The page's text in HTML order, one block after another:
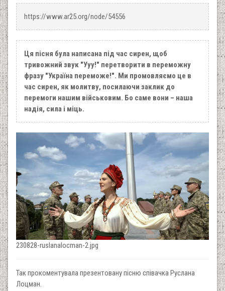
https://www.ar25.org/node/54556
Ця пісня була написана під час сирен, щоб
тривожний звук "Ууу!" перетворити в переможну
фразу "Україна переможе!". Ми промовляємо це в
час сирен, як молитву, посилаючи заклик до
перемоги нашим військовим. Бо саме вони – наша
надія, сила і міць.
230828-ruslanalocman-2.jpg
Так прокоментувала презентовану пісню співачка Руслана
Лоцман.